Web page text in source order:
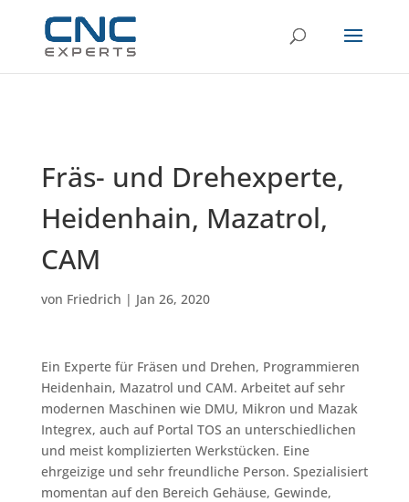
Fräs- und Drehexperte,
Heidenhain, Mazatrol,
CAM
von Friedrich | Jan 26, 2020
Ein Experte für Fräsen und Drehen, Programmieren
Heidenhain, Mazatrol und CAM. Arbeitet auf sehr
modernen Maschinen wie DMU, Mikron und Mazak
Integrex, auch auf Portal TOS an unterschiedlichen
und meist komplizierten Werkstücken. Eine
ehrgeizige und sehr freundliche Person. Spezialisiert
momentan auf den Bereich Gehäuse, Gewinde,